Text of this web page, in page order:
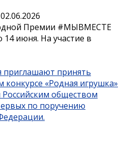
02.06.2026
Премии #МЫВМЕСТЕ
июня. На участие в
приглашают принять
конкурсе «Родная игрушка»
обществом
по поручению